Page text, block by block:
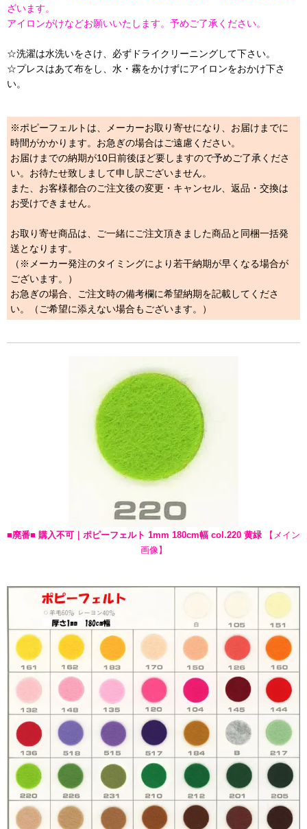
ざいます。
アイロンがけなどお願いいたします。予めご了承ください。
☆洗濯は水洗いをさけ、必ずドライクリーニングして下さい。
☆プレスはあて布をし、水・霧をかけずにアイロンをおかけ下さ
い。
※ポピーフェルトは、メーカーお取り寄せになり、お届けまでに
時間がかかります。お急ぎの場合はご遠慮ください。
お届けまでの納期が10日前後ほど要しますので予めご了承くださ
い。お待たせ致しまして申し訳ございません。
また、お客様都合のご注文後の変更・キャンセル、返品・交換は
お受けできません。
お取り寄せ商品は、ご一緒にご注文頂きました商品と同梱一括発
送となります。
（※メーカー発注のタイミングにより若干納期が早くなる場合が
ございます。）
お急ぎの場合、ご注文時の備考欄に希望納期を記載してくださ
い。（ご希望に添えない場合もございます。）
■廃番■ 購入不可｜ポピーフェルト 1mm 180cm幅 col.220 黄緑【メイン
画像】